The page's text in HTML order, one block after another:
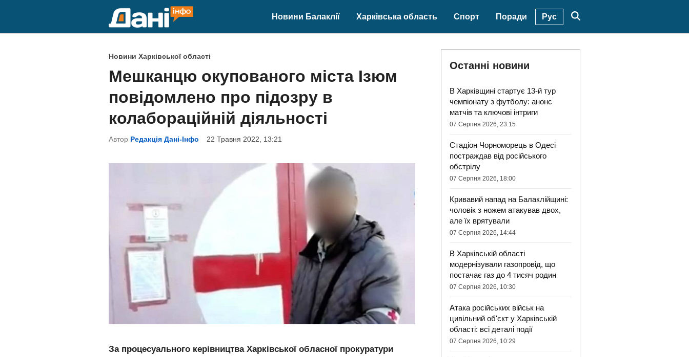
Новини Балаклії Харківська область Спорт Поради Рус
P
o
s
e
d
i
Новини Харківської області
Мешканцю окупованого міста Ізюм
повідомлено про підозру в
колабораційній діяльності
Автор Редакція Дані-Інфо 22 Травня 2022, 13:21
За процесуального керівництва Харківської обласної прокуратури
Останні новини
В Харківщині стартує 13-й тур
чемпіонату з футболу: анонс
матчів та ключові інтриги
07 Серпня 2026, 23:15
Стадіон Чорноморець в Одесі
постраждав від російського
обстрілу
07 Серпня 2026, 18:00
Кривавий напад на Балаклійщині:
чоловік з ножем атакував двох,
але їх врятували
07 Серпня 2026, 14:44
В Харківській області
модернізували газопровід, що
постачає газ до 4 тисяч родин
07 Серпня 2026, 10:30
Атака російських військ на
цивільний об'єкт у Харківській
області: всі деталі події
07 Серпня 2026, 10:29